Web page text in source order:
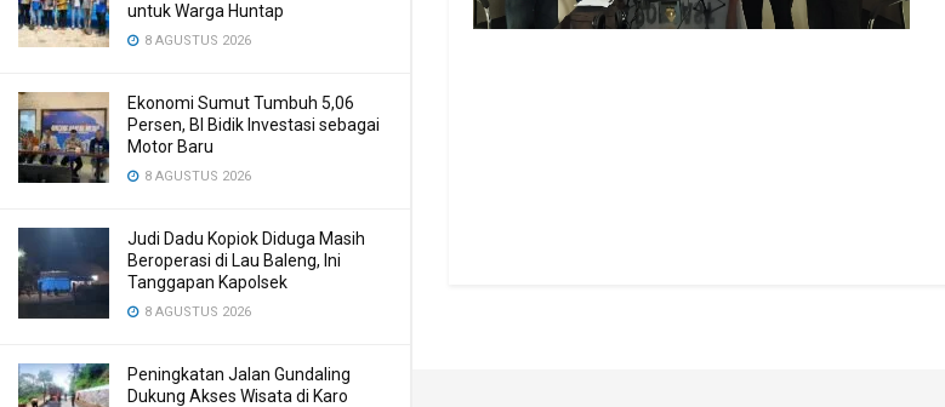
untuk Warga Huntap
8 AGUSTUS 2026
Ekonomi Sumut Tumbuh 5,06
Persen, BI Bidik Investasi sebagai
Motor Baru
8 AGUSTUS 2026
Judi Dadu Kopiok Diduga Masih
Beroperasi di Lau Baleng, Ini
Tanggapan Kapolsek
8 AGUSTUS 2026
Peningkatan Jalan Gundaling
Dukung Akses Wisata di Karo